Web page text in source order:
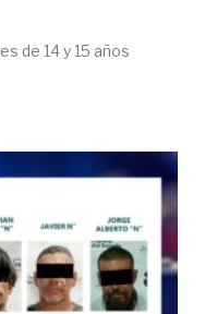
de 14 y 15 años